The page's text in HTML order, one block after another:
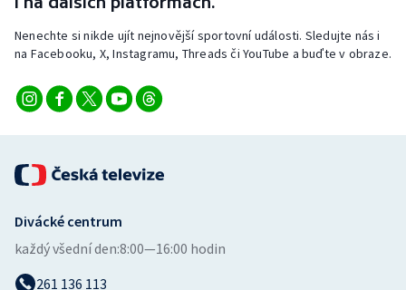
Nenechte si nikde ujít nejnovější sportovní události. Sledujte nás i
na Facebooku, X, Instagramu, Threads či YouTube a buďte v obraze.
Divácké centrum
každý všední den:8:00—16:00 hodin
261 136 113